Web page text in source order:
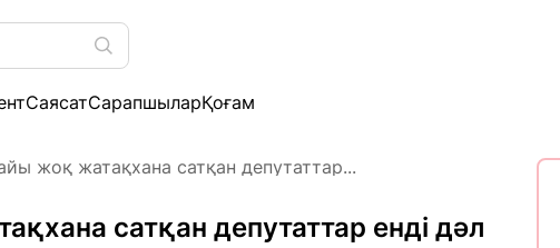
СаясатСарапшыларҚоғам
жоқ жатақхана сатқан депутаттар...
сатқан депутаттар енді дәл